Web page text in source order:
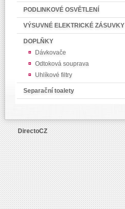
PODLINKOVÉ OSVĚTLENÍ
VÝSUVNÉ ELEKTRICKÉ ZÁSUVKY
DOPLŇKY
Dávkovače
Odtoková souprava
Uhlíkové filtry
Separační toalety
DirectoCZ